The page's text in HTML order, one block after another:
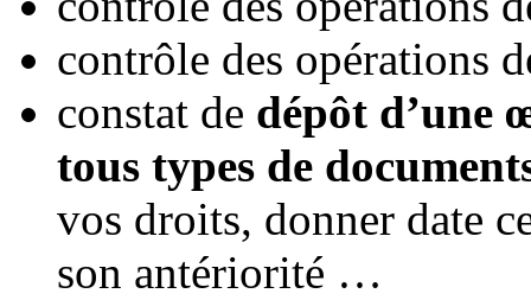
contrôle des opérations
constat de dépôt d’une
tous types de
vos droits, donner date
son antériorité …